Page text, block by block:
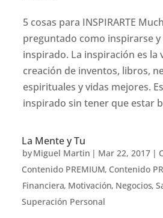
5 cosas para INSPIRARTE
preguntado como inspirarse
inspirado. La inspiración es la
creación de inventos, libros,
espirituales y vidas mejores.
inspirado sin tener que estar
La Mente y Tu
byMiguel Martin| Mar 22, 2017|
Contenido PREMIUM, Contenido
Financiera, Motivación, Negocios,
Superación Personal